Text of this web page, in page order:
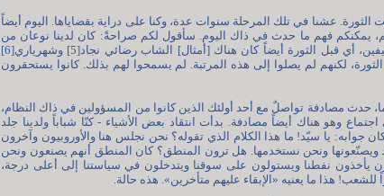
عشنا في تلك المرحلة سنوات عدة، وكنا على دراية بقضاياها. اليوم أيضاً
يمكنكم فهم ما حدث في ذاك اليوم. سأقول لكم صراحةً: كان لدينا نوعان من
الضعف في ما قبل الثورة. أولاً، أبقونا ضعيفين، أي قبل الثورة أيضاً كان هناك [أمثال] الشاب رضائي نجاد[5] وشهرياري[6]
مرحلة الثورة، لكنهم لم يصلوا إلى هذه المرتبة. لم يسمحوا لهم بذلك. كانوا يستحقرون
حدث مصادفة تواصلٌ مع أحد أولئك الذين كانوا من المسؤولين في ذاك النظام،
وهو هناك أيضاً مصادفة. بدأت انتقاد بعض الأشياء - كنّا شباباً ولدينا جلد
جوابه: يا سيّد! ما هذا الكلام الذي تقوله؟ نحن نجلس هنا والأوروبيون وآخرون
ويصنّعونها ونحن نستخدمها. هل ترون المنطق؟ كان المنطق أنهم يصنعون ونحن
يأخذون نفطنا ويستولون على سوقنا ويتدخلون في سياستنا إلى أعلى درجة،
هذا ما يعنيه «الإبقاء عليهم متأخرين». هذه حالة.